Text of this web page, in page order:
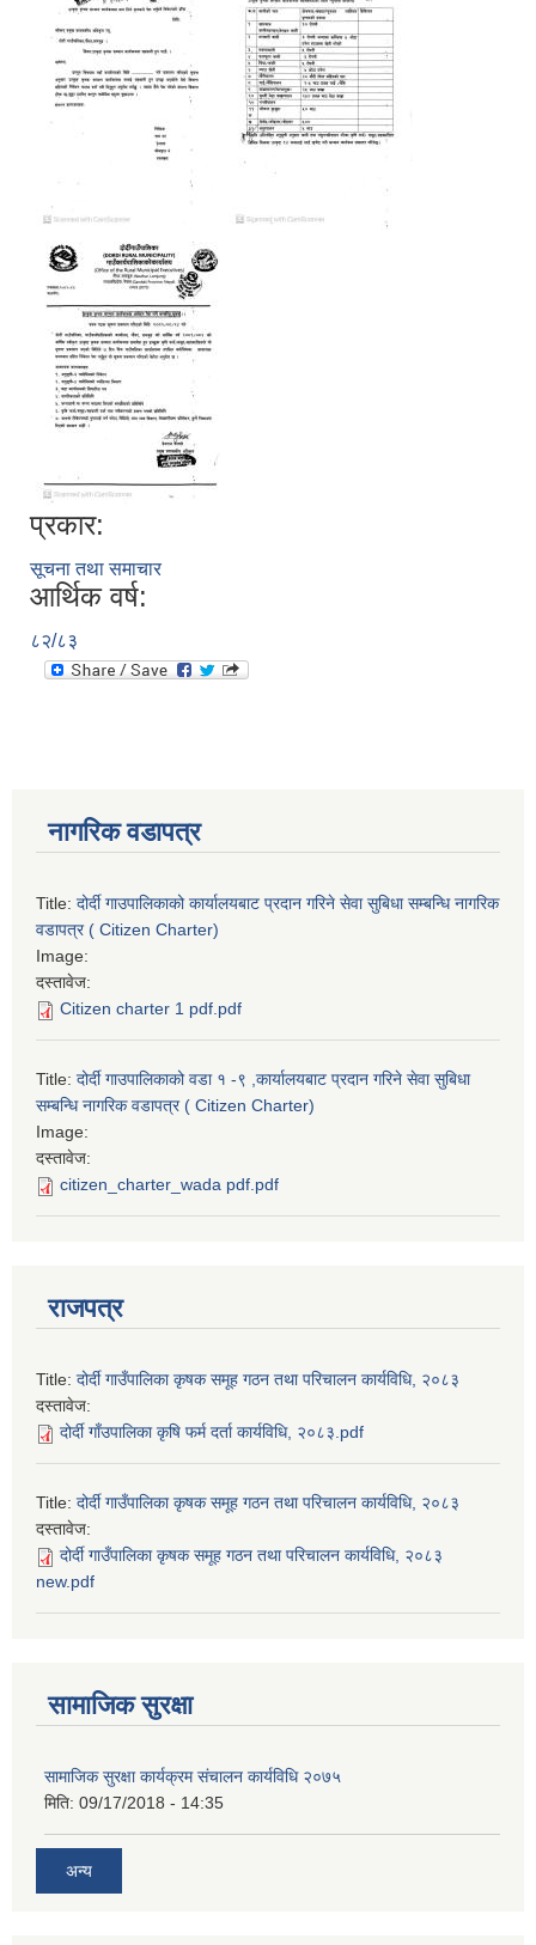
प्रकार:
सूचना तथा समाचार
आर्थिक वर्ष:
८२/८३
नागरिक वडापत्र
Title: दोर्दी गाउपालिकाको कार्यालयबाट प्रदान गरिने सेवा सुबिधा सम्बन्धि नागरिक
वडापत्र ( Citizen Charter)
Image:
दस्तावेज:
Citizen charter 1 pdf.pdf
Title: दोर्दी गाउपालिकाको वडा १ -९ ,कार्यालयबाट प्रदान गरिने सेवा सुबिधा
सम्बन्धि नागरिक वडापत्र ( Citizen Charter)
Image:
दस्तावेज:
citizen_charter_wada pdf.pdf
राजपत्र
Title: दोर्दी गाउँपालिका कृषक समूह गठन तथा परिचालन कार्यविधि, २०८३
दस्तावेज:
दोर्दी गाँउपालिका कृषि फर्म दर्ता कार्यविधि, २०८३.pdf
Title: दोर्दी गाउँपालिका कृषक समूह गठन तथा परिचालन कार्यविधि, २०८३
दस्तावेज:
दोर्दी गाउँपालिका कृषक समूह गठन तथा परिचालन कार्यविधि, २०८३
new.pdf
सामाजिक सुरक्षा
सामाजिक सुरक्षा कार्यक्रम संचालन कार्यविधि २०७५
मिति: 09/17/2018 - 14:35
अन्य